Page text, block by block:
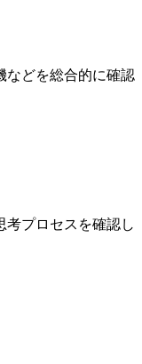
などを総合的に確認
考プロセスを確認し